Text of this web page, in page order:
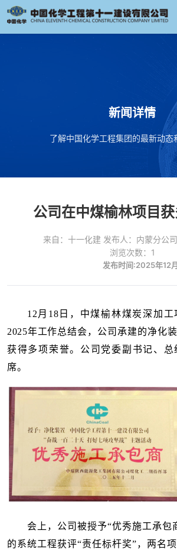
新闻详情
了解中国化学工程集团的最新动态
公司在中煤榆林项目
来自：十一化建 发布人：内蒙分公
浏览次数：1
发布时间:2025年12
12月18日，中煤榆林煤炭深加
2025年工作总结会，公司承建的净化
获得多项荣誉。公司党委副书记、总
席。
会上，公司被授予“优秀施工承包
的系统工程获评“责任标杆奖”，两名